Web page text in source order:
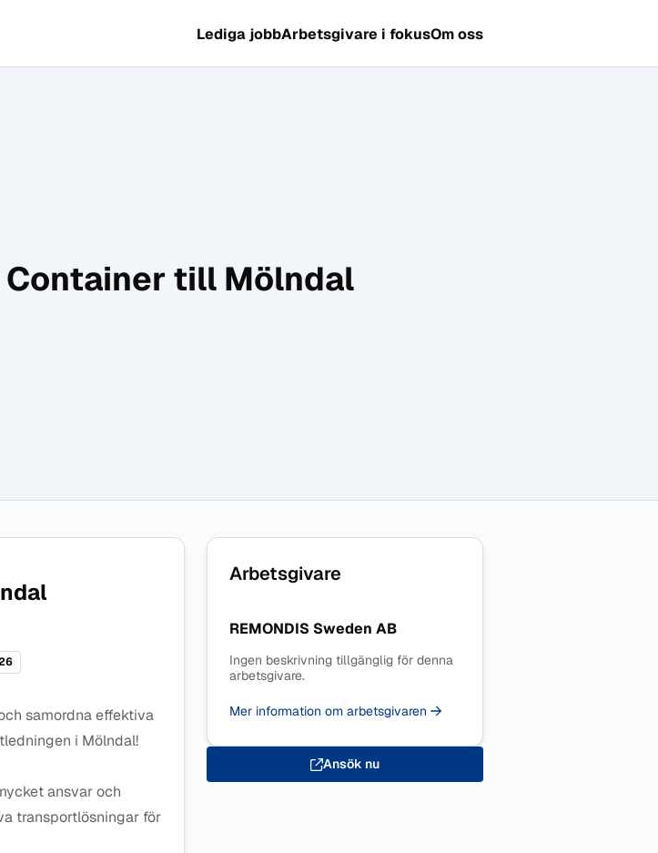
Lediga jobbArbetsgivare i fokusOm oss
till Mölndal
samordna effektiva
i Mölndal!
ansvar och
transportlösningar för
Arbetsgivare
REMONDIS Sweden AB
Ingen beskrivning tillgänglig för denna
arbetsgivare.
Mer information om arbetsgivaren
Ansök nu